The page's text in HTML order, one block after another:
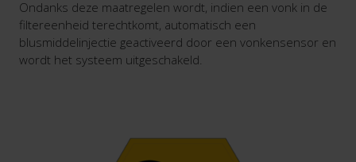
Ondanks deze maatregelen wordt, indien een vonk in de
filtereenheid terechtkomt, automatisch een
blusmiddelinjectie geactiveerd door een vonkensensor en
wordt het systeem uitgeschakeld.